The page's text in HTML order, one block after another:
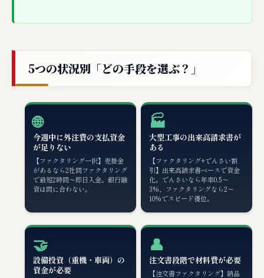
5つの状況別「どの手段を選ぶ？」
🌐
今週中に外注費の支払資金
が足りない
【ファクタリング一択】売掛金
があるなら2社間ファクタリング
で最短2時間〜即日入金。銀行融
資は間に合わない。
🏭
大型工事の出来高請求書が
ある
【ファクタリング+でんさい割
引】出来高請求書ベースで資金
化。でんさいなら年率0.5〜
3%、ファクタリングなら2〜
10%でスピード優位。
🤝
設備投資（重機・車両）の
資金が必要
👤
注文書段階で材料費が必要
【注文書ファクタリング】納品